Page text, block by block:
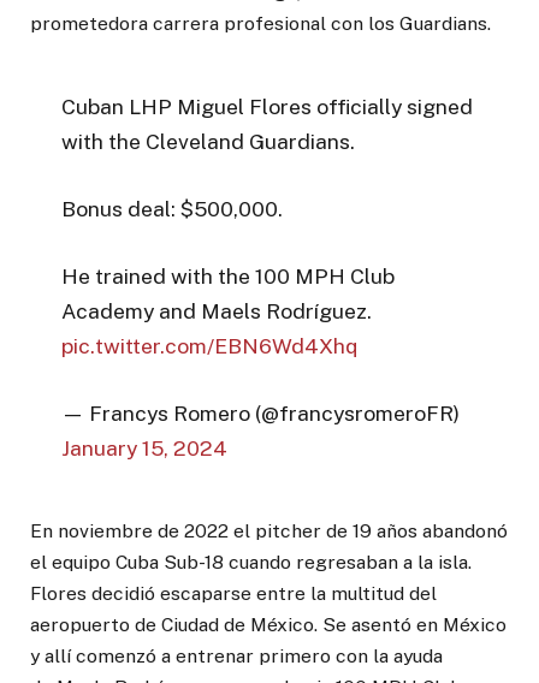
prometedora carrera profesional con los Guardians.
Cuban LHP Miguel Flores officially signed
with the Cleveland Guardians.
Bonus deal: $500,000.
He trained with the 100 MPH Club
Academy and Maels Rodríguez.
pic.twitter.com/EBN6Wd4Xhq
— Francys Romero (@francysromeroFR)
January 15, 2024
En noviembre de 2022 el pitcher de 19 años abandonó
el equipo Cuba Sub-18 cuando regresaban a la isla.
Flores decidió escaparse entre la multitud del
aeropuerto de Ciudad de México. Se asentó en México
y allí comenzó a entrenar primero con la ayuda